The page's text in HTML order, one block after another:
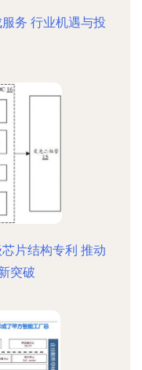
务 行业机遇与投
片结构专利 推动
突破